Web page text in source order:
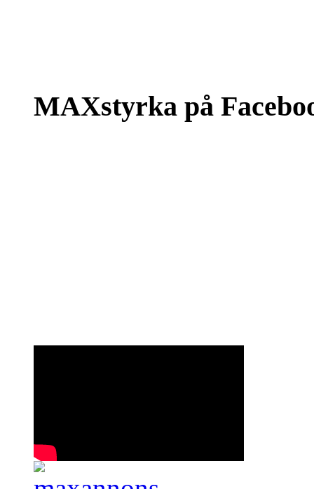
MAXstyrka på